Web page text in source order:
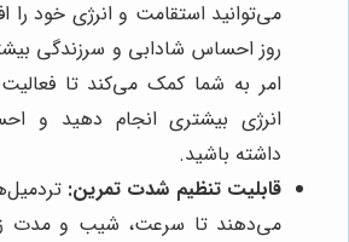
می‌توانید استقامت و انرژی خود
روز احساس شادابی و سرزندگی
امر به شما کمک می‌کند تا
انرژی بیشتری انجام دهید و
داشته باشید.
قابلیت تنظیم شدت تمرین:
می‌دهند تا سرعت، شیب و مدت